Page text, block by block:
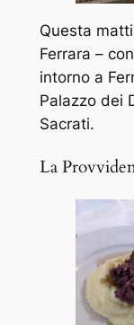
Questa
Ferrara –
intorno a
Palazzo dei
Sacrati.
La